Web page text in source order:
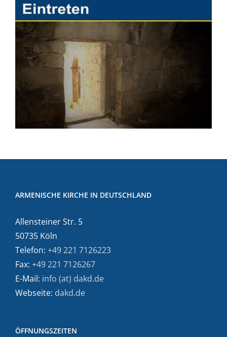
ARMENISCHE KIRCHE IN DEUTSCHLAND
Allensteiner Str. 5
50735 Köln
Telefon: +49 221 7126223
Fax: +49 221 7126267
E-Mail: info (at) dakd.de
Webseite: dakd.de
ÖFFNUNGSZEITEN